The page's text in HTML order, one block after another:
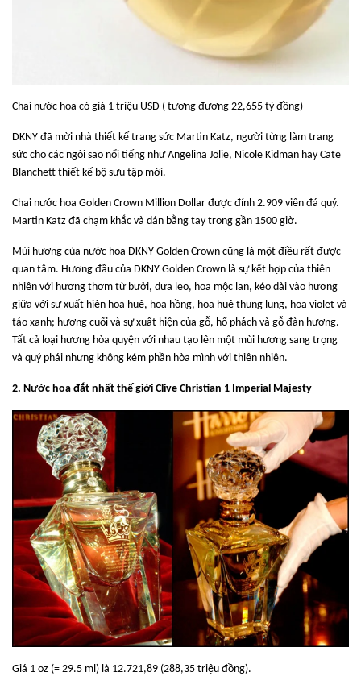
Chai nước hoa có giá 1 triệu USD ( tương đương 22,655 tỷ đồng)
DKNY đã mời nhà thiết kế trang sức Martin Katz, người từng làm trang
sức cho các ngôi sao nổi tiếng như Angelina Jolie, Nicole Kidman hay Cate
Blanchett thiết kế bộ sưu tập mới.
Chai nước hoa Golden Crown Million Dollar được đính 2.909 viên đá quý.
Martin Katz đã chạm khắc và dán bằng tay trong gần 1500 giờ.
Mùi hương của nước hoa DKNY Golden Crown cũng là một điều rất được
quan tâm. Hương đầu của DKNY Golden Crown là sự kết hợp của thiên
nhiên với hương thơm từ bưởi, dưa leo, hoa mộc lan, kéo dài vào hương
giữa với sự xuất hiện hoa huệ, hoa hồng, hoa huệ thung lũng, hoa violet và
táo xanh; hương cuối và sự xuất hiện của gỗ, hổ phách và gỗ đàn hương.
Tất cả loại hương hòa quyện với nhau tạo lên một mùi hương sang trọng
và quý phái nhưng không kém phần hòa mình với thiên nhiên.
2. Nước hoa đắt nhất thế giới Clive Christian 1 Imperial Majesty
Giá 1 oz (= 29.5 ml) là 12.721,89 (288,35 triệu đồng).